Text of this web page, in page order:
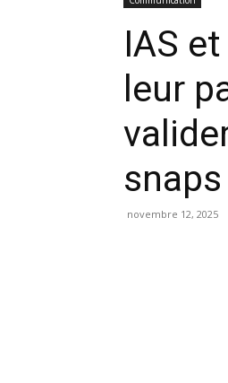
IAS
leur
novembre 12, 2025